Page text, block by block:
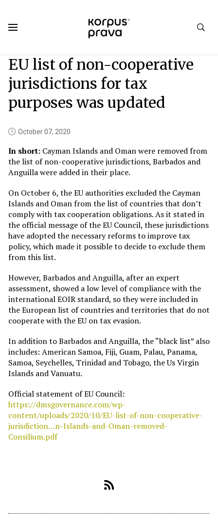
EU list of non-cooperative
jurisdictions for tax
purposes was updated
October 07, 2020
In short: Cayman Islands and Oman were removed from
the list of non-cooperative jurisdictions, Barbados and
Anguilla were added in their place.
On October 6, the EU authorities excluded the Cayman
Islands and Oman from the list of countries that don’t
comply with tax cooperation obligations. As it stated in
the official message of the EU Council, these jurisdictions
have adopted the necessary reforms to improve tax
policy, which made it possible to decide to exclude them
from this list.
However, Barbados and Anguilla, after an expert
assessment, showed a low level of compliance with the
international EOIR standard, so they were included in
the European list of countries and territories that do not
cooperate with the EU on tax evasion.
In addition to Barbados and Anguilla, the “black list” also
includes: American Samoa, Fiji, Guam, Palau, Panama,
Samoa, Seychelles, Trinidad and Tobago, the Us Virgin
Islands and Vanuatu.
Official statement of EU Council:
https://dmsgovernance.com/wp-
content/uploads/2020/10/EU-list-of-non-cooperative-
jurisdiction…n-Islands-and-Oman-removed-
Consilium.pdf